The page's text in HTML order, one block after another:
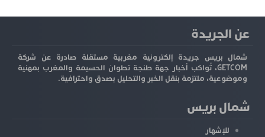
عن الجريدة
شمال بريس جريدة إلكترونية مغربية مستقلة صادرة عن شركة
GETCOM، تُواكب أخبار جهة طنجة تطوان الحسيمة والمغرب بمهنية
وموضوعية، ملتزمة بنقل الخبر والتحليل بصدق واحترافية.
شمال بريس
للإشهار